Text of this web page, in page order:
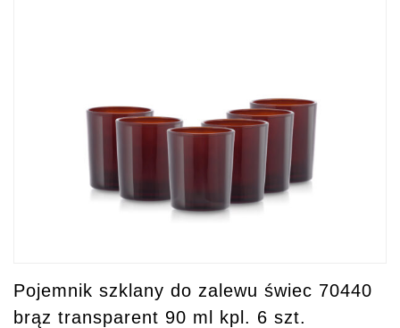
Pojemnik szklany do zalewu świec 70440
brąz transparent 90 ml kpl. 6 szt.